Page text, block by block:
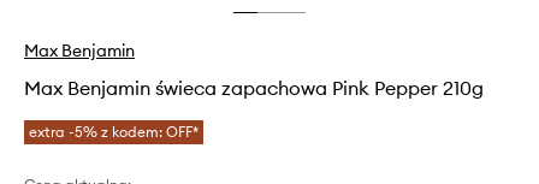
Max Benjamin
Max Benjamin świeca zapachowa Pink Pepper 210g
extra -5% z kodem: OFF*